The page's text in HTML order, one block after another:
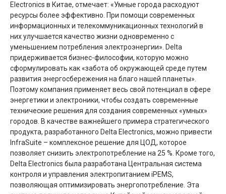
Electronics в Китае, отмечает: «Умные города расходуют
ресурсы более эффективно. При помощи современных
информационных и телекоммуникационных технологий в
них улучшается качество жизни одновременно с
уменьшением потребления электроэнергии». Delta
придерживается бизнес-философии, которую можно
сформулировать как «забота об окружающей среде путем
развития энергосбережения на благо нашей планеты».
Поэтому компания применяет весь свой потенциал в сфере
энергетики и электроники, чтобы создать современные
технические решения для создания современных «умных»
городов. В качестве важнейшего примера стратегического
продукта, разработанного Delta Electronics, можно привести
InfraSuite – комплексное решение для ЦОД, которое
позволяет снизить электропотребление на 25 %. Кроме того,
Delta Electronics была разработана Центральная система
контроля и управления электропитанием iPEMS,
позволяющая оптимизировать энергопотребление. Эта